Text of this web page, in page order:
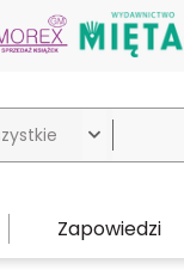

Zapowiedzi